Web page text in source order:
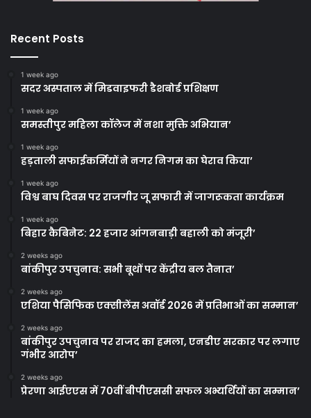
Recent Posts
1 week ago
सदर अस्पताल में मिडवाइफरी डैशबोर्ड प्रशिक्षण
1 week ago
समस्तीपुर महिला कॉलेज में नशा मुक्ति अभियान’
1 week ago
हड़ताली सफाईकर्मियों ने नगर निगम का घेराव किया’
1 week ago
विश्व बाघ दिवस पर राजगीर जू सफारी में जागरूकता कार्यक्रम
1 week ago
बिहार कैबिनेट: 22 हजार आंगनबाड़ी बहाली को मंजूरी’
2 weeks ago
बांकीपुर उपचुनाव: सभी बूथों पर केंद्रीय बल तैनात’
2 weeks ago
एशिया पैसिफिक एक्सीलेंस अवॉर्ड 2026 में प्रतिभाओं का सम्मान’
2 weeks ago
बांकीपुर उपचुनाव पर राजद का हमला, एनडीए सरकार पर लगाए
गंभीर आरोप’
2 weeks ago
प्रेरणा आईएएस में 70वीं बीपीएससी सफल अभ्यर्थियों का सम्मान’